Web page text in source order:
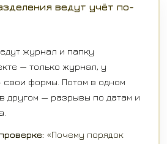
ведут учёт по-
журнал и папку
— только журнал, у
свои формы. Потом в одном
другом — разрывы по датам и
«Почему порядок